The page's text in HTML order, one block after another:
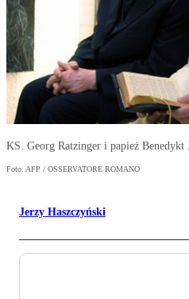
KS. Georg Ratzinger i papież
Foto: AFP / OSSERVATORE ROMANO
Jerzy Haszczyński